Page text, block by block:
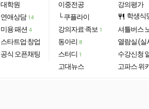
대학원
연애상담 14
미용·패션 4
스타트업·창업
공식 오픈채팅
이중전공
└ 쿠플라이
강의자료·족보 1
동아리 8
스터디 1
고대뉴스
강의평가
restaurant 학생식
셔틀버스
열람실 (실
수강신청
고파스 위